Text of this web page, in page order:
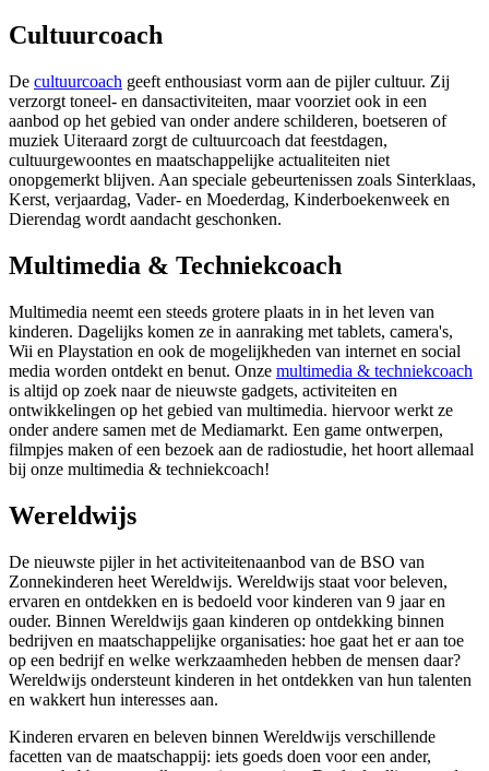
Cultuurcoach
De cultuurcoach geeft enthousiast vorm aan de pijler cultuur. Zij
verzorgt toneel- en dansactiviteiten, maar voorziet ook in een
aanbod op het gebied van onder andere schilderen, boetseren of
muziek Uiteraard zorgt de cultuurcoach dat feestdagen,
cultuurgewoontes en maatschappelijke actualiteiten niet
onopgemerkt blijven. Aan speciale gebeurtenissen zoals Sinterklaas,
Kerst, verjaardag, Vader- en Moederdag, Kinderboekenweek en
Dierendag wordt aandacht geschonken.
Multimedia & Techniekcoach
Multimedia neemt een steeds grotere plaats in in het leven van
kinderen. Dagelijks komen ze in aanraking met tablets, camera's,
Wii en Playstation en ook de mogelijkheden van internet en social
media worden ontdekt en benut. Onze multimedia & techniekcoach
is altijd op zoek naar de nieuwste gadgets, activiteiten en
ontwikkelingen op het gebied van multimedia. hiervoor werkt ze
onder andere samen met de Mediamarkt. Een game ontwerpen,
filmpjes maken of een bezoek aan de radiostudie, het hoort allemaal
bij onze multimedia & techniekcoach!
Wereldwijs
De nieuwste pijler in het activiteitenaanbod van de BSO van
Zonnekinderen heet Wereldwijs. Wereldwijs staat voor beleven,
ervaren en ontdekken en is bedoeld voor kinderen van 9 jaar en
ouder. Binnen Wereldwijs gaan kinderen op ontdekking binnen
bedrijven en maatschappelijke organisaties: hoe gaat het er aan toe
op een bedrijf en welke werkzaamheden hebben de mensen daar?
Wereldwijs ondersteunt kinderen in het ontdekken van hun talenten
en wakkert hun interesses aan.
Kinderen ervaren en beleven binnen Wereldwijs verschillende
facetten van de maatschappij: iets goeds doen voor een ander,